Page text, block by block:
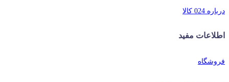
درباره 024 کالا
اطلاعات مفید
فروشگاه